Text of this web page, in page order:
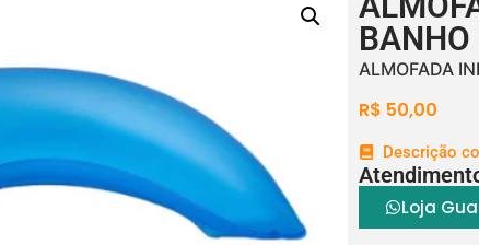
BANHO
ALMOFADA
R$ 50,00
Descrição
Loja